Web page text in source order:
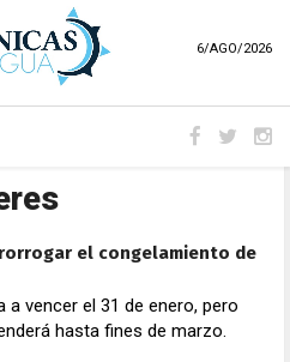
6/AGO/2026
el congelamiento de
a vencer el 31 de enero, pero
hasta fines de marzo.